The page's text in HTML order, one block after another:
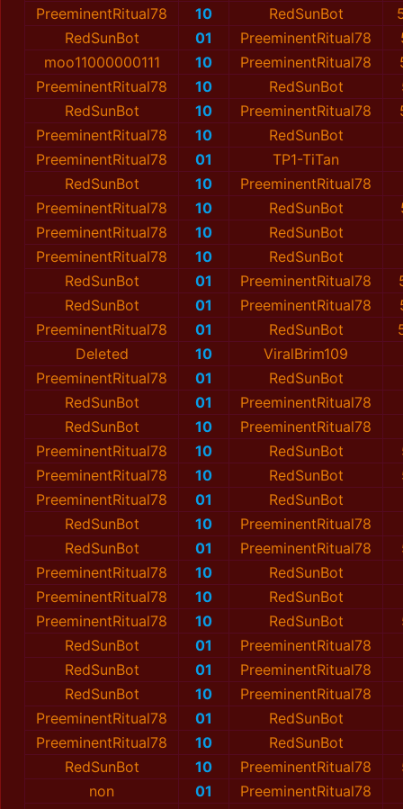
PreeminentRitual78
10 RedSunBot
RedSunBot
01 PreeminentRitual78
moo11000000111
10 PreeminentRitual78
PreeminentRitual78
10 RedSunBot
RedSunBot
10 PreeminentRitual78
PreeminentRitual78
10 RedSunBot
PreeminentRitual78
01 TP1-TiTan
RedSunBot
10 PreeminentRitual78
PreeminentRitual78
10 RedSunBot
PreeminentRitual78
10 RedSunBot
PreeminentRitual78
10 RedSunBot
RedSunBot
01 PreeminentRitual78
RedSunBot
01 PreeminentRitual78
PreeminentRitual78
01 RedSunBot
Deleted
10 ViralBrim109
PreeminentRitual78
01
RedSunBot
RedSunBot
01 PreeminentRitual78
RedSunBot
10 PreeminentRitual78
PreeminentRitual78
10 RedSunBot
PreeminentRitual78
10 RedSunBot
PreeminentRitual78
01 RedSunBot
RedSunBot
10 PreeminentRitual78
RedSunBot
01 PreeminentRitual78
PreeminentRitual78
10 RedSunBot
PreeminentRitual78
10 RedSunBot
PreeminentRitual78
10 RedSunBot
RedSunBot
01
PreeminentRitual78
RedSunBot
01
PreeminentRitual78
RedSunBot
10 PreeminentRitual78
PreeminentRitual78
01 RedSunBot
PreeminentRitual78
10 RedSunBot
RedSunBot
10 PreeminentRitual78
non
01 PreeminentRitual78